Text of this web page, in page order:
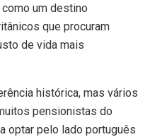
um destino
que procuram
de vida mais
histórica, mas vários
pensionistas do
optar pelo lado português